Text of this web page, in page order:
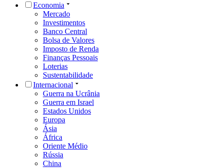
Economia
Mercado
Investimentos
Banco Central
Bolsa de Valores
Imposto de Renda
Finanças Pessoais
Loterias
Sustentabilidade
Internacional
Guerra na Ucrânia
Guerra em Israel
Estados Unidos
Europa
Ásia
África
Oriente Médio
Rússia
China